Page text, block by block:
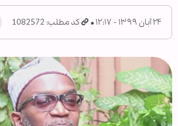
۲۴ آبان ۱۳۹۹ - ۱۲:۱۷ کد مطلب: 1082572